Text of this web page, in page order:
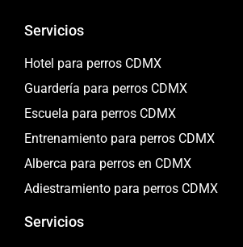
Servicios
Hotel para perros CDMX
Guardería para perros CDMX
Escuela para perros CDMX
Entrenamiento para perros CDMX
Alberca para perros en CDMX
Adiestramiento para perros CDMX
Servicios